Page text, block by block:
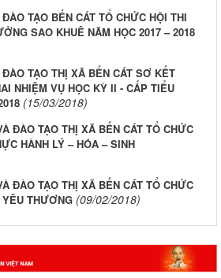
TẠO BẾN CÁT TỔ CHỨC HỘI THI
SAO KHUÊ NĂM HỌC 2017 – 2018
TẠO THỊ XÃ BẾN CÁT SƠ KẾT
NHIỆM VỤ HỌC KỲ II - CẤP TIỂU
(15/03/2018)
ĐÀO TẠO THỊ XÃ BẾN CÁT TỔ CHỨC
HÀNH LÝ – HÓA – SINH
ĐÀO TẠO THỊ XÃ BẾN CÁT TỔ CHỨC
THƯƠNG (09/02/2018)